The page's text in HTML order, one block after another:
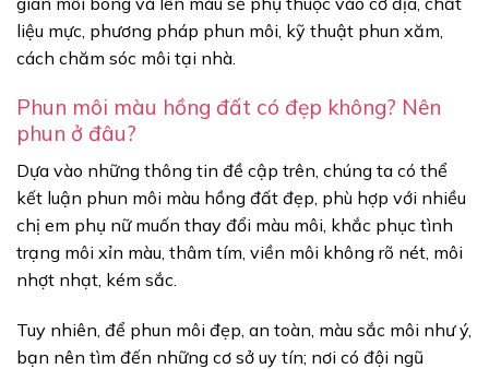
liệu mực, phương pháp phun môi, kỹ thuật phun xăm,
cách chăm sóc môi tại nhà.
Phun môi màu hồng đất có đẹp không? Nên
phun ở đâu?
Dựa vào những thông tin đề cập trên, chúng ta có thể
kết luận phun môi màu hồng đất đẹp, phù hợp với nhiều
chị em phụ nữ muốn thay đổi màu môi, khắc phục tình
trạng môi xỉn màu, thâm tím, viền môi không rõ nét, môi
nhợt nhạt, kém sắc.
Tuy nhiên, để phun môi đẹp, an toàn, màu sắc môi như ý,
bạn nên tìm đến những cơ sở uy tín; nơi có đội ngũ